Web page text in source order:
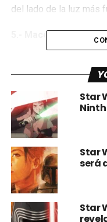
del lado de la luz más
5.- Mace Windu
en los últimos días de
pasar a esta lista al
combate con sable de
más difíciles de hacer
lado obscuro.
Aparte de todo esto el
dominio y conexión con
que le permitía ver
lo podía usar para
Star
Star
será
Star